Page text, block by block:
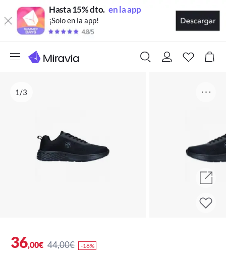
Hasta 15% dto. en la app
¡Solo en la app!
1/3
36,00€ 44,00€ -18%